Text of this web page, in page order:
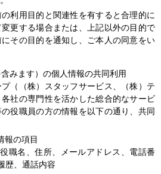
利用目的と関連性を有すると合理的に
更する場合または、上記以外の目的で
その目的を通知し、ご本人の同意をい
みます）の個人情報の共同利用
（（株）スタッフサービス、（株）テ
社の専門性を活かした総合的なサービ
役職員の方の情報を以下の通り、共同
報の項目
職名、住所、メールアドレス、電話番
歴、通話内容
ト
な会社？